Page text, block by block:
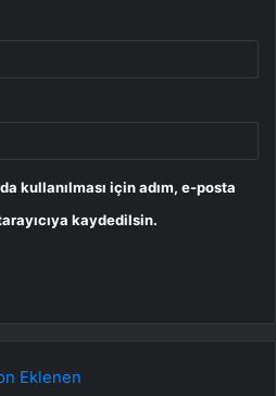
kullanılması için adım, e-posta
kaydedilsin.
Eklenen